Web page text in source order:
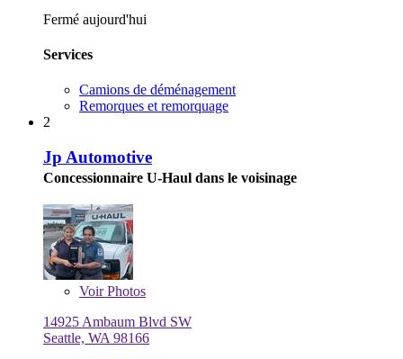
Fermé aujourd'hui
Services
Camions de déménagement
Remorques et remorquage
2
Jp Automotive
Concessionnaire U-Haul dans le voisinage
VoirPhotos
14925 Ambaum Blvd SW
Seattle, WA 98166